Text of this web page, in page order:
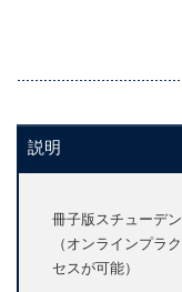
説明
冊子版スチューデ
（オンラインプラ
セスが可能）